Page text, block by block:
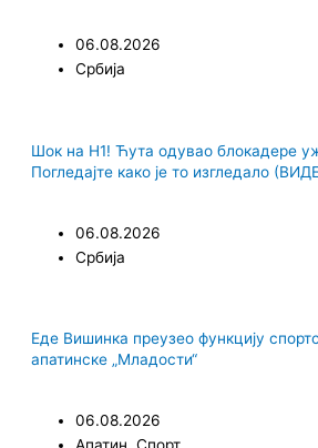
06.08.2026
Србија
Шок на Н1! Ћута одувао блокадере
Погледајте како је то изгледало
06.08.2026
Србија
Еде Вишинка преузео функцију
апатинске „Младости“
06.08.2026